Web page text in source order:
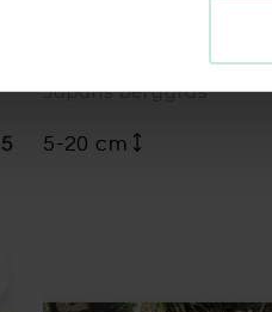
Hakonechloa Aureola
Japans berggras
5-20 cm